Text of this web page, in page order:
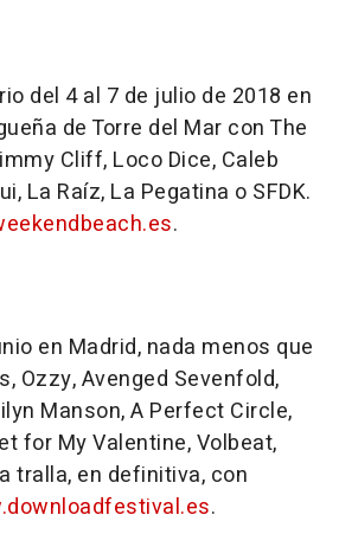
del 4 al 7 de julio de 2018 en
de Torre del Mar con The
Cliff, Loco Dice, Caleb
La Raíz, La Pegatina o SFDK.
.
en Madrid, nada menos que
Ozzy, Avenged Sevenfold,
Manson, A Perfect Circle,
for My Valentine, Volbeat,
tralla, en definitiva, con
.